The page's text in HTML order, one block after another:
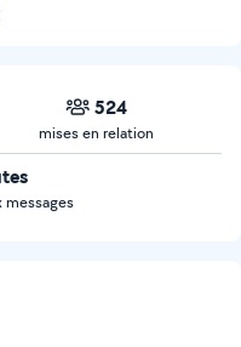
524
mises en relation
messages